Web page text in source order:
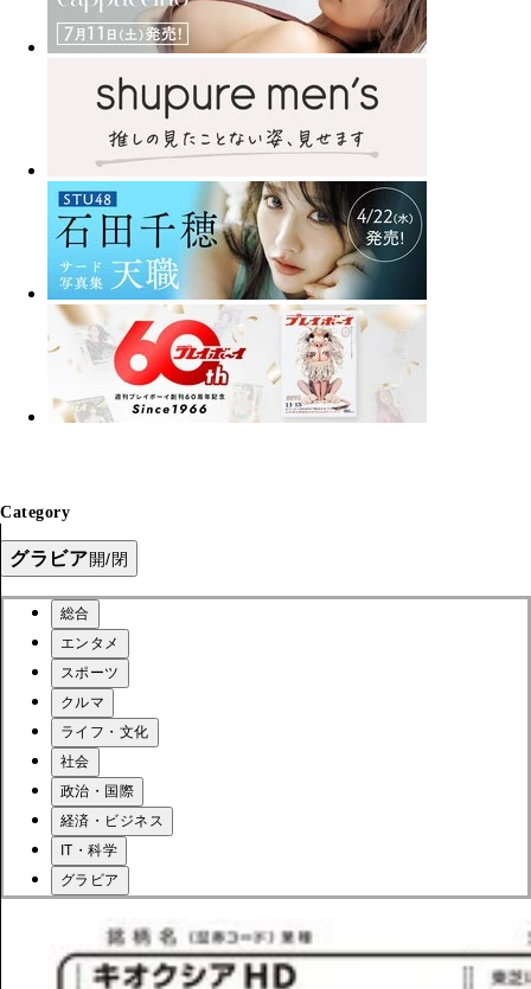
Category
グラビア開/閉
総合
エンタメ
スポーツ
クルマ
ライフ・文化
社会
政治・国際
経済・ビジネス
IT・科学
グラビア